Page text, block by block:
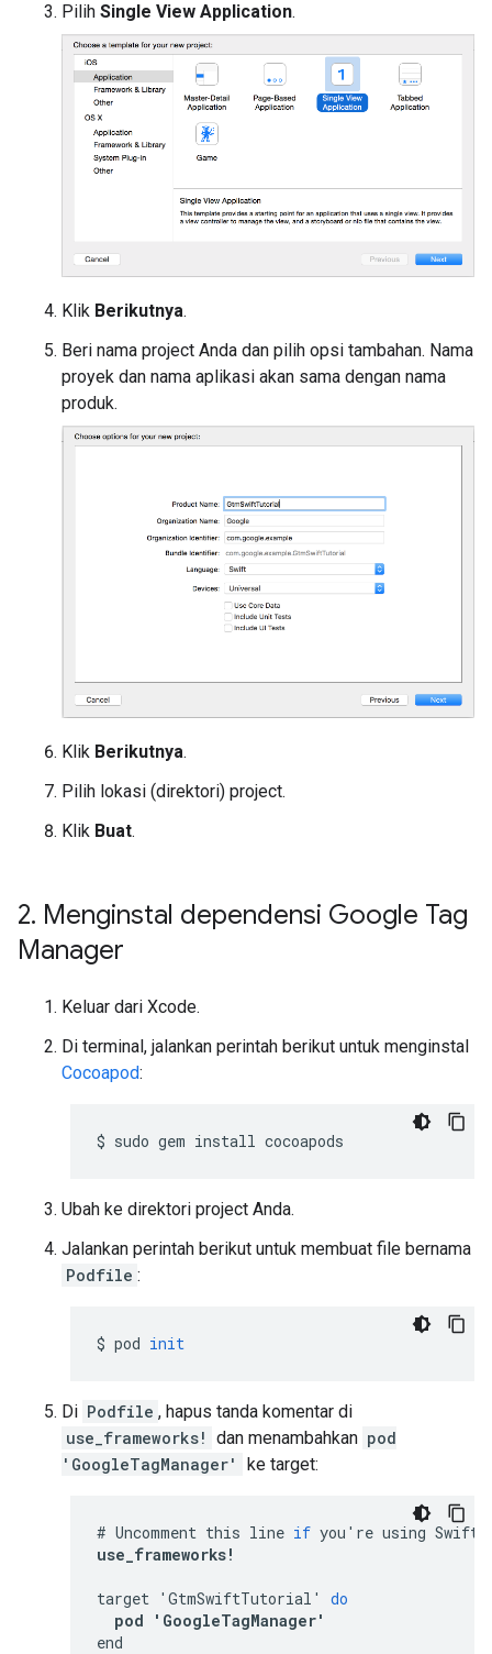
Pilih Single View Application.
Klik Berikutnya.
Beri nama project Anda dan pilih opsi tambahan. Nama
proyek dan nama aplikasi akan sama dengan nama
produk.
Klik Berikutnya.
Pilih lokasi (direktori) project.
Klik Buat.
2. Menginstal dependensi Google Tag
Manager
Keluar dari Xcode.
Di terminal, jalankan perintah berikut untuk menginstal
Cocoapod:
$ sudo gem install cocoapods
Ubah ke direktori project Anda.
Jalankan perintah berikut untuk membuat file bernama
Podfile :
$ pod init
Di Podfile , hapus tanda komentar di
use_frameworks! dan menambahkan pod
'GoogleTagManager'
ke target:
# Uncomment this line if you ' re using Swift
use_frameworks!
target ' GtmSwiftTutorial '
do
pod
' GoogleTagManager'
end